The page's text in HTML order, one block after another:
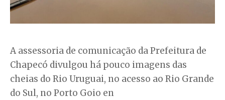
A assessoria de comunicação da Prefeitura de
Chapecó divulgou há pouco imagens das
cheias do Rio Uruguai, no acesso ao Rio Grande
do Sul, no Porto Goio en